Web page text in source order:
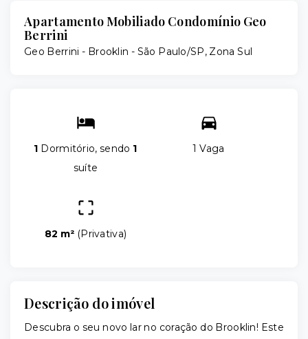
Apartamento Mobiliado Condomínio Geo
Berrini
Geo Berrini - Brooklin - São Paulo/SP, Zona Sul
1 Dormitório, sendo 1
suíte
1 Vaga
82 m² (Privativa)
Descrição do imóvel
Descubra o seu novo lar no coração do Brooklin! Este